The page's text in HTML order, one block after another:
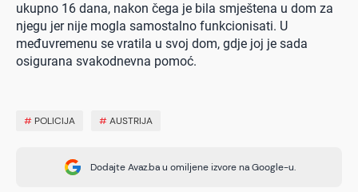
ukupno 16 dana, nakon čega je bila smještena u dom za
njegu jer nije mogla samostalno funkcionisati. U
međuvremenu se vratila u svoj dom, gdje joj je sada
osigurana svakodnevna pomoć.
# POLICIJA #AUSTRIJA
Dodajte Avaz.ba u omiljene izvore na Google-u.